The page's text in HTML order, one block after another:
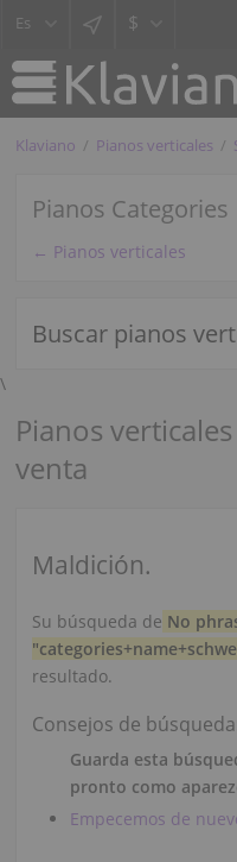
$
Klaviano Pianos verticales
Pianos
← Pianos verticales
Buscar pianos
\
Pianos
venta
Maldición.
Su búsqueda de No
resultado.
Consejos de
Guarda esta
pronto como
Empecemos de